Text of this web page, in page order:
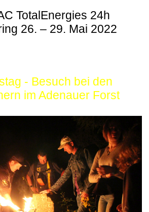
TotalEnergies 24h
26. – 29. Mai 2022
- Besuch bei den
im Adenauer Forst